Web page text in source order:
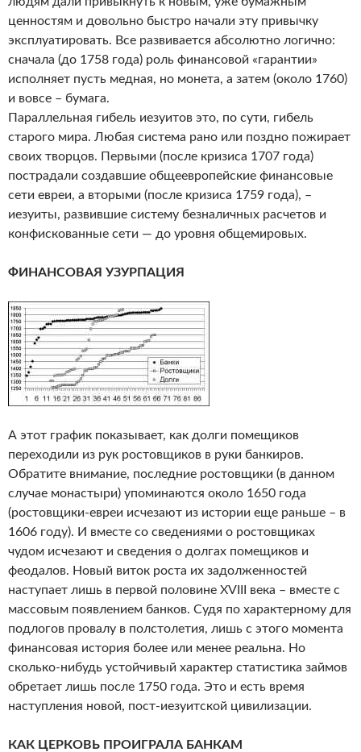
ценностям и довольно быстро начали эту привычку
эксплуатировать. Все развивается абсолютно логично:
сначала (до 1758 года) роль финансовой «гарантии»
исполняет пусть медная, но монета, а затем (около 1760)
и вовсе – бумага.
Параллельная гибель иезуитов это, по сути, гибель
старого мира. Любая система рано или поздно пожирает
своих творцов. Первыми (после кризиса 1707 года)
пострадали создавшие общеевропейские финансовые
сети евреи, а вторыми (после кризиса 1759 года), –
иезуиты, развившие систему безналичных расчетов и
конфискованные сети — до уровня общемировых.
ФИНАНСОВАЯ УЗУРПАЦИЯ
А этот график показывает, как долги помещиков
переходили из рук ростовщиков в руки банкиров.
Обратите внимание, последние ростовщики (в данном
случае монастыри) упоминаются около 1650 года
(ростовщики-евреи исчезают из истории еще раньше – в
1606 году). И вместе со сведениями о ростовщиках
чудом исчезают и сведения о долгах помещиков и
феодалов. Новый виток роста их задолженностей
наступает лишь в первой половине XVIII века – вместе с
массовым появлением банков. Судя по характерному для
подлогов провалу в полстолетия, лишь с этого момента
финансовая история более или менее реальна. Но
сколько-нибудь устойчивый характер статистика займов
обретает лишь после 1750 года. Это и есть время
наступления новой, пост-иезуитской цивилизации.
КАК ЦЕРКОВЬ ПРОИГРАЛА БАНКАМ